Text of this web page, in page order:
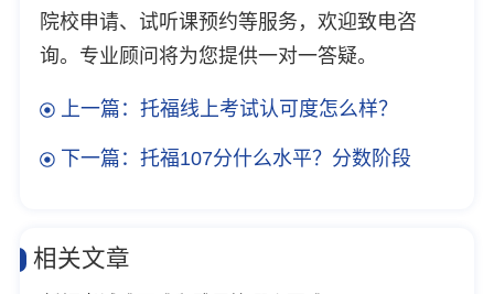
院校申请、试听课预约等服务，欢迎致电咨
询。专业顾问将为您提供一对一答疑。
上一篇：托福线上考试认可度怎么样？
下一篇：托福107分什么水平？分数阶段
相关文章